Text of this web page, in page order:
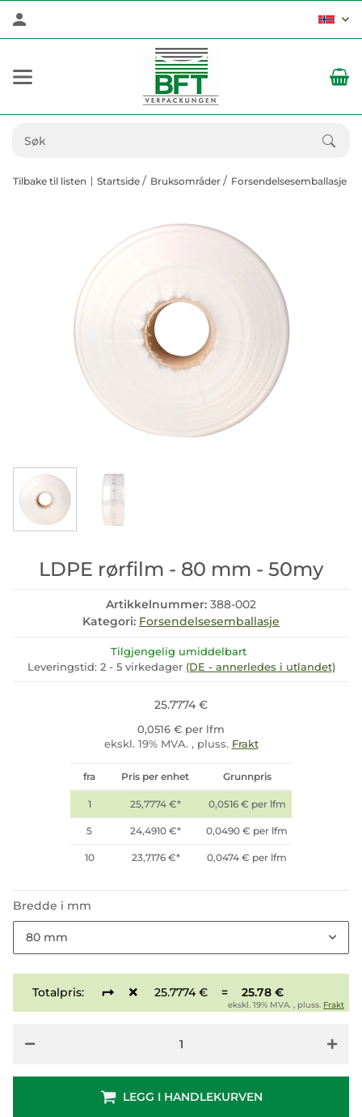
Tilbake til listen Startside Bruksområder Forsendelsesemballasje
LDPE rørfilm - 80 mm - 50my
Artikkelnummer: 388-002
Kategori: Forsendelsesemballasje
Tilgjengelig umiddelbart
Leveringstid: 2 - 5 virkedager (DE - annerledes i utlandet)
25.7774 €
0,0516 € per lfm
ekskl. 19% MVA. , pluss. Frakt
fra Pris per enhet Grunnpris
1 25,7774 €* 0,0516 € per lfm
5 24,4910 €* 0,0490 € per lfm
10 23,7176 €* 0,0474 € per lfm
Bredde i mm
80 mm
Totalpris: 25.7774 € = 25.78 €
ekskl. 19% MVA. , pluss. Frakt
LEGG I HANDLEKURVEN